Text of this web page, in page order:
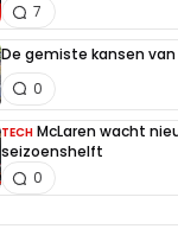
7
De gemiste kansen van
0
TECH McLaren wacht
seizoenshelft
0